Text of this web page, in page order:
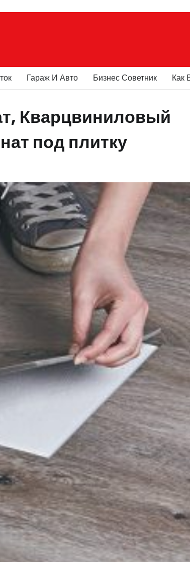
Гараж И Авто Бизнес Советник Как
Кварцвиниловый
под плитку